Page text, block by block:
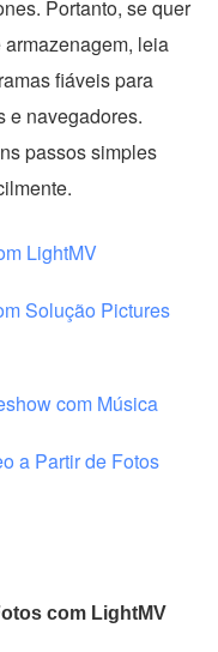
Portanto, se quer
leia
fiáveis para
e navegadores.
passos simples
LightMV
Solução Pictures
com Música
a Partir de Fotos
com LightMV